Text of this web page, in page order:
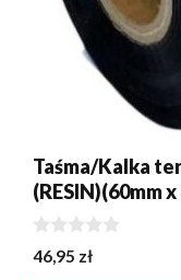
Taśma/Kalka
(RESIN)(60mm
0
z
46,95 zł